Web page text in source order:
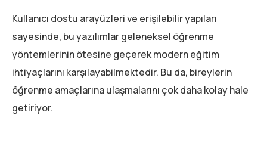
Kullanıcı dostu arayüzleri ve erişilebilir yapıları
sayesinde, bu yazılımlar geleneksel öğrenme
yöntemlerinin ötesine geçerek modern eğitim
ihtiyaçlarını karşılayabilmektedir. Bu da, bireylerin
öğrenme amaçlarına ulaşmalarını çok daha kolay hale
getiriyor.